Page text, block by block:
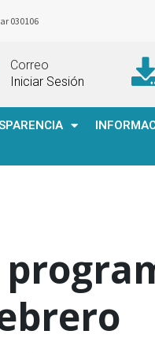
030106
Correo
Iniciar Sesión